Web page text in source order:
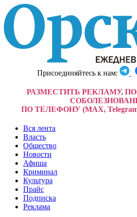
Присоединяйтесь к нам:
РАЗМЕСТИТЬ РЕКЛАМУ,
ПО ТЕЛЕФОНУ (MAX, Telegram)
Вся лента
Власть
Общество
Новости
Афиша
Криминал
Культура
Прайс
Подписка
Реклама